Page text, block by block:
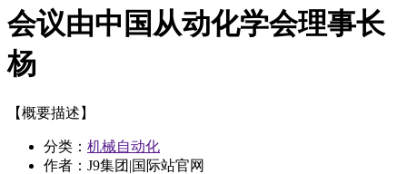
会议由中国从动化学会理事长
杨
【概要描述】
分类： 机械自动化
作者：J9集团|国际站官网